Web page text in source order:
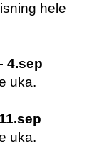
hele
4.sep
uka.
uka.